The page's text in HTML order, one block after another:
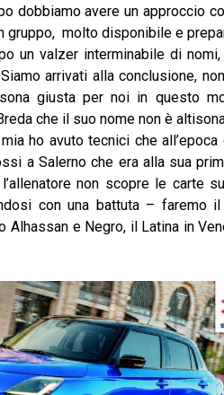
dobbiamo avere un approccio
gruppo, molto disponibile e
un valzer interminabile di
arrivati alla conclusione,
giusta per noi in questo
che il suo nome non è
ho avuto tecnici che all’epoca
a Salerno che era alla sua
non scopre le carte
con una battuta – faremo
e Negro, il Latina in